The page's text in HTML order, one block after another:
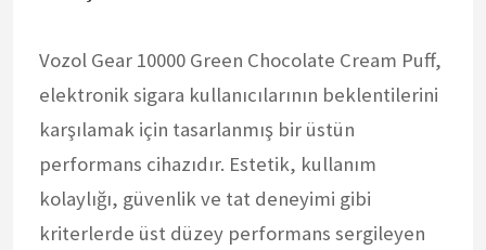
Vozol Gear 10000 Green Chocolate Cream Puff,
elektronik sigara kullanıcılarının beklentilerini
karşılamak için tasarlanmış bir üstün
performans cihazıdır. Estetik, kullanım
kolaylığı, güvenlik ve tat deneyimi gibi
kriterlerde üst düzey performans sergileyen